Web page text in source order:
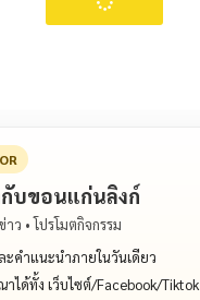
บขอนแก่นลิงก์
าว • โปรโมตกิจกรรม
ละคำแนะนำภายในวันเดียว
าได้ทั้ง เว็บไซต์/Facebook/Tiktok